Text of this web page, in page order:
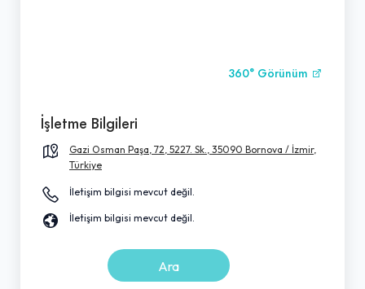
360° Görünüm
İşletme Bilgileri
Gazi Osman Paşa, 72, 5227. Sk., 35090 Bornova / İzmir,
Türkiye
İletişim bilgisi mevcut değil.
İletişim bilgisi mevcut değil.
Ara